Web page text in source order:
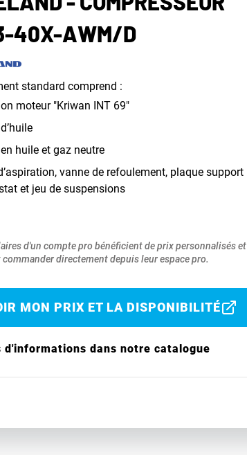
40X-AWM/D
standard comprend :
moteur "Kriwan INT 69"
huile et gaz neutre
vanne de refoulement, plaque support
et jeu de suspensions
d'un compte pro bénéficient de prix personnalisés et
commander directement depuis leur espace pro.
MON PRIX ET LA DISPONIBILITÉ
d'informations dans notre catalogue